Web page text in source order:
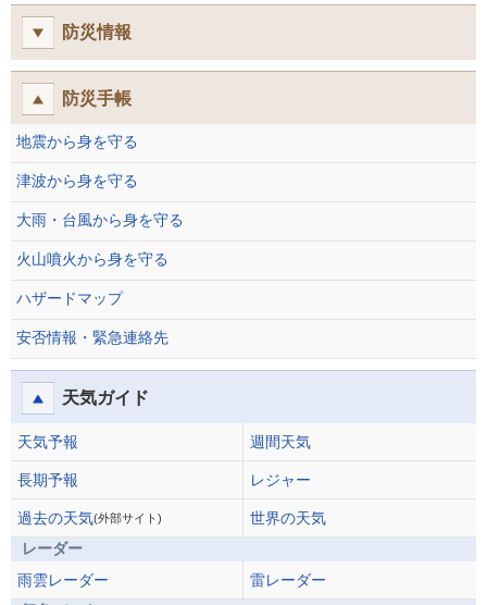
防災情報
防災手帳
地震から身を守る
津波から身を守る
大雨・台風から身を守る
火山噴火から身を守る
ハザードマップ
安否情報・緊急連絡先
天気ガイド
天気予報 週間天気
長期予報 レジャー
過去の天気(外部サイト)
世界の天気
レーダー
雨雲レーダー
雷レーダー